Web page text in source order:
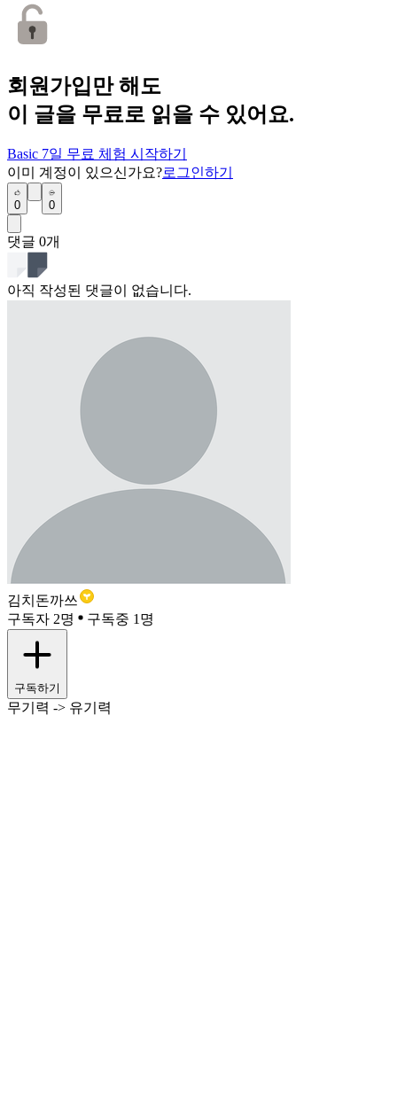
회원가입만 해도
이 글을 무료로 읽을 수 있어요.
Basic 7일 무료 체험 시작하기
이미 계정이 있으신가요?로그인하기
0 0
댓글 0개
아직 작성된 댓글이 없습니다.
김치돈까쓰
구독자 2명
구독중 1명
구독하기
무기력 -> 유기력